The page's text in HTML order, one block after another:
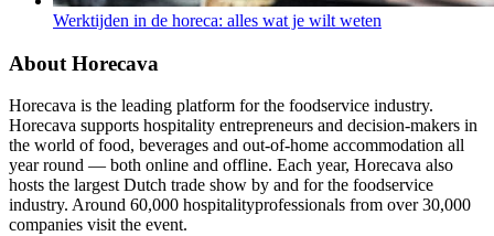
Werktijden in de horeca: alles wat je wilt weten
About Horecava
Horecava is the leading platform for the foodservice industry.
Horecava supports hospitality entrepreneurs and decision-makers in
the world of food, beverages and out-of-home accommodation all
year round — both online and offline. Each year, Horecava also
hosts the largest Dutch trade show by and for the foodservice
industry. Around 60,000 hospitalityprofessionals from over 30,000
companies visit the event.